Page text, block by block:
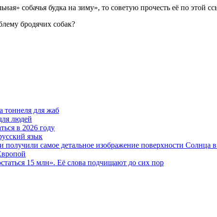
собачья будка на зиму», то советую прочесть её по этой
бродячих собак?
тоннеля для жаб
людей
в 2026 году
язык
получили самое детальное изображение поверхности Солнца
15 млн». Её слова подчищают до сих пор